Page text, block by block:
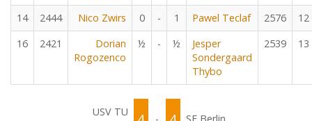
14 2444 Nico Zwirs 0 - 1 Pawel Teclaf 2576
12
16
2421
Dorian
Rogozenco
½ - ½
Jesper
Sondergaard
Thybo
2539 13
USV TU